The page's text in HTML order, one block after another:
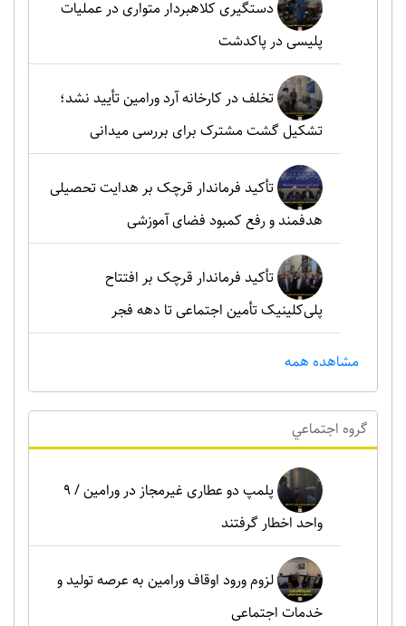
دستگیری کلاهبردار متواری در عملیات
پلیسی در پاکدشت
تخلف در کارخانه آرد ورامین تأیید نشد؛
تشکیل گشت مشترک برای بررسی میدانی
تأکید فرماندار قرچک بر هدایت تحصیلی
هدفمند و رفع کمبود فضای آموزشی
تأکید فرماندار قرچک بر افتتاح
پلی‌کلینیک تأمین اجتماعی تا دهه فجر
مشاهده همه
گروه اجتماعي
پلمپ دو عطاری غیرمجاز در ورامین / ۹
واحد اخطار گرفتند
لزوم ورود اوقاف ورامین به عرصه تولید و
خدمات اجتماعی